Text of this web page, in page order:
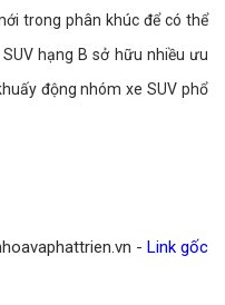
trong phân khúc để có thể
hạng B sở hữu nhiều ưu
động nhóm xe SUV phổ
- Link gốc